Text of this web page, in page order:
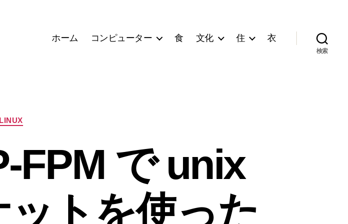
ホーム コンピューター 食 文化 住 衣
検索
カ
テ
LINUX
FPM で unix
ットを使った